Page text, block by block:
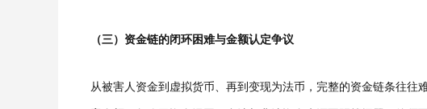
（三）资金链的闭环困难与金额认定争议
从被害人资金到虚拟货币、再到变现为法币，完整的资金链条往